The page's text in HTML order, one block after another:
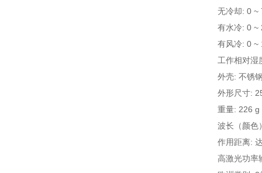
无冷却: 0 ~
有水冷: 0 ~
有风冷: 0 ~
工作相对湿
外壳: 不锈
外形尺寸:
重量: 226 g
波长（颜色
作用距离:
高激光功率